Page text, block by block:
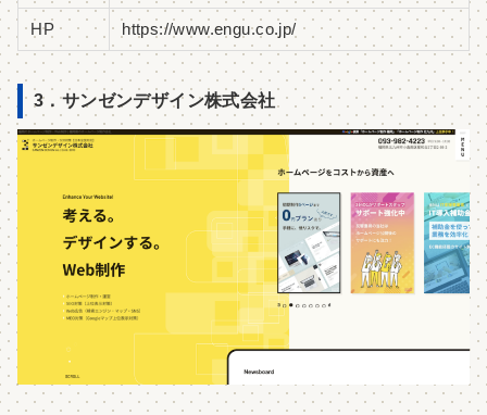
HP https://www.engu.co.jp/
3．サンゼンデザイン株式会社